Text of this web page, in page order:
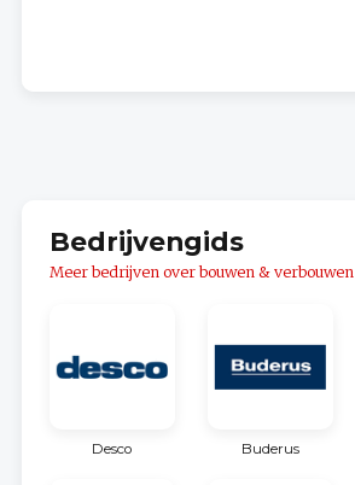
Bedrijvengids
Meer bedrijven over bouwen & verbouwen
Desco Buderus